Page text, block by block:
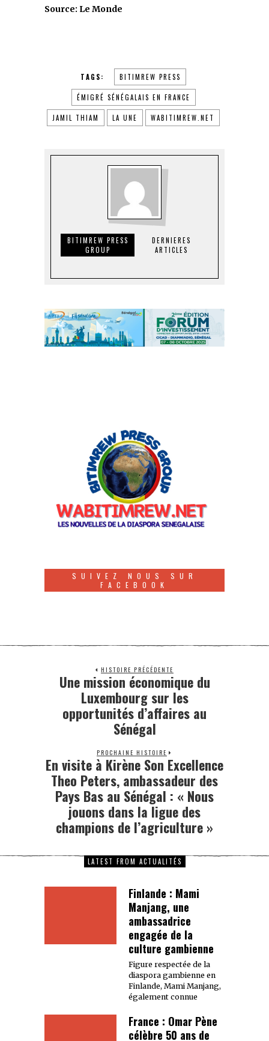
Source: Le Monde
TAGS: BITIMREW PRESS
ÉMIGRÉ SÉNÉGALAIS EN FRANCE
JAMIL THIAM LA UNE WABITIMREW.NET
BITIMREW PRESS
GROUP
DERNIERES
ARTICLES
SUIVEZ NOUS SUR
FACEBOOK
HISTOIRE PRÉCÉDENTE
Une mission économique du
Luxembourg sur les
opportunités d’affaires au
Sénégal
PROCHAINE HISTOIRE
En visite à Kirène Son Excellence
Theo Peters, ambassadeur des
Pays Bas au Sénégal : « Nous
jouons dans la ligue des
champions de l’agriculture »
LATEST FROM ACTUALITÉS
Finlande : Mami
Manjang, une
ambassadrice
engagée de la
culture gambienne
Figure respectée de la
diaspora gambienne en
Finlande, Mami Manjang,
également connue
France : Omar Pène
célèbre 50 ans de